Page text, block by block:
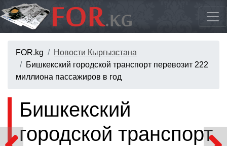
FOR.kg
Новости Кыргызстана
Бишкекский городской транспорт перевозит 222
миллиона пассажиров в год
Бишкекский
городской транспорт